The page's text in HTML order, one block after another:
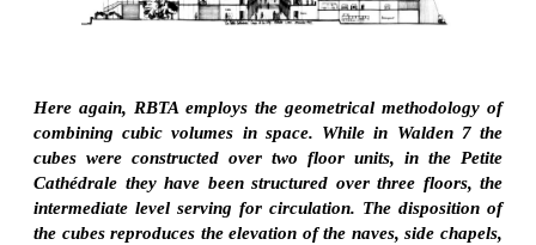
Here again, RBTA employs the geometrical methodology of
combining cubic volumes in space. While in Walden 7 the
cubes were constructed over two floor units, in the Petite
Cathédrale they have been structured over three floors, the
intermediate level serving for circulation. The disposition of
the cubes reproduces the elevation of the naves, side chapels,